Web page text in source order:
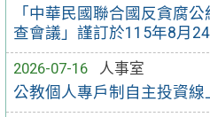
「中華民國聯合國反貪腐
查會議」謹訂於115年8月
2026-07-16
人事室
公教個人專戶制自主投資線